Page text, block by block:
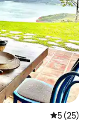
5 (25)